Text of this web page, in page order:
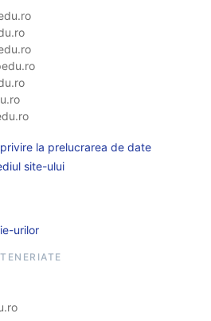
la prelucrarea de date
site-ului
urilor